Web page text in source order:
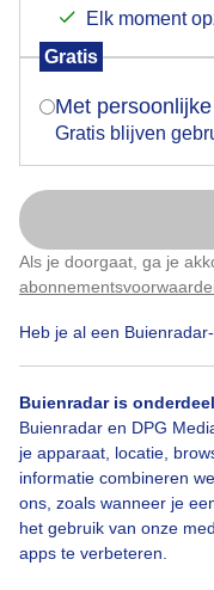
Elk moment
Gratis
Met
Gratis blijven
Als je doorgaat, ga je
Heb je al een
Buienradar is
Buienradar en DPG
je apparaat, locatie,
informatie combineren
ons, zoals wanneer je
het gebruik van onze
apps te verbeteren.
Door: Fas Vermeulen
Een
Is
Nu
Klik hier